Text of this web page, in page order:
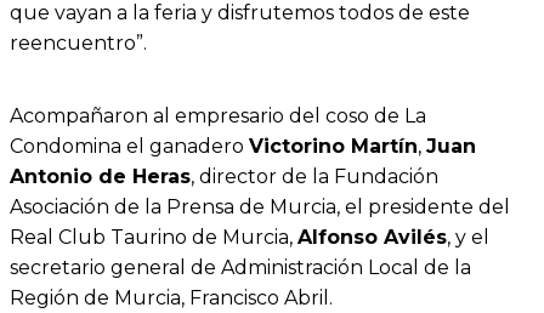
que vayan a la feria y disfrutemos todos de este
reencuentro”.
Acompañaron al empresario del coso de La
Condomina el ganadero Victorino Martín, Juan
Antonio de Heras, director de la Fundación
Asociación de la Prensa de Murcia, el presidente del
Real Club Taurino de Murcia, Alfonso Avilés, y el
secretario general de Administración Local de la
Región de Murcia, Francisco Abril.